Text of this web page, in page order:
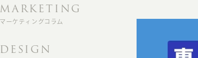
MARKETING
マーケティングコラム
DESIGN